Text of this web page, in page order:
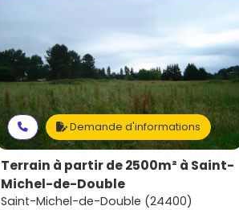
Demande d'informations
Terrain à partir de 2500m² à Saint-
Michel-de-Double
Saint-Michel-de-Double (24400)